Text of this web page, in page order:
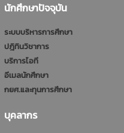
นักศึกษาปัจจุบัน
ระบบบริหารการศึกษา
ปฎิทินวิชาการ
บริการไอที
อีเมลนักศึกษา
กยศ.และทุนการศึกษา
บุคลากร